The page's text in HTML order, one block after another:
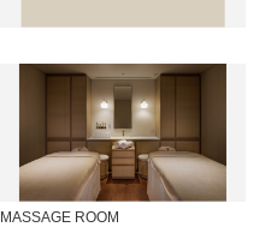
MASSAGE ROOM